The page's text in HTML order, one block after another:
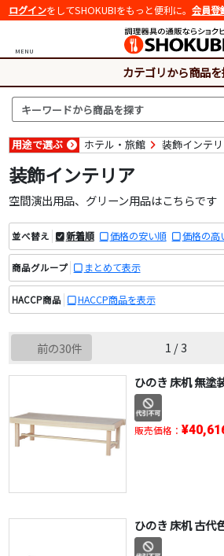
ログインをしてSHOKUBIをもっと便利に。 会員登
MENU
カテゴリから商品
用途で選ぶ ホテル・旅館 装飾インテ
装飾インテリア
空間演出用品、グリーン用品はこちらです
並べ替え 新着順 価格の安い順 価格の高
商品グループ まとめて表示
HACCP商品 HACCP商品を表示
前の30件 1 / 3
ひのき 床机 無塗
販売価格：
ひのき 床机 古代